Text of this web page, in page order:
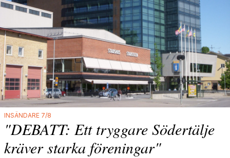
INSÄNDARE 7/8
"DEBATT: Ett tryggare Södertälje
kräver starka föreningar"